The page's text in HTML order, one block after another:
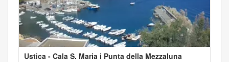
Ustica - Cala S. Maria i Punta della Mezzaluna